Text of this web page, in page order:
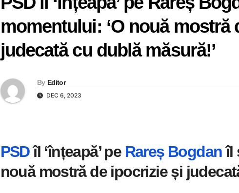
momentului: ‘O nouă mostră
judecată cu dublă măsură!’
By Editor
DEC 6, 2023
PSDîl ‘înțeapă’ pe Rareș Bogdanîl
nouă mostră de ipocrizie și